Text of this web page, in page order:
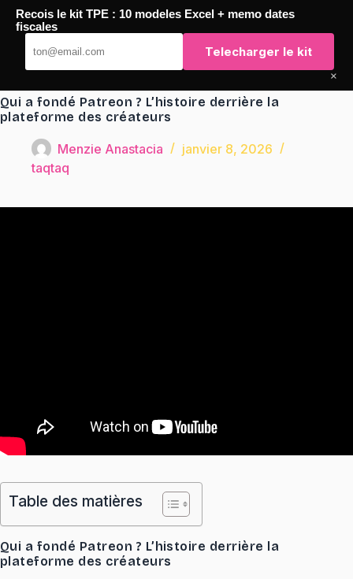
Passer
contenu
TaqTaq
Qui a fondé Patreon ? L’histoire derrière la
plateforme des créateurs
Menzie Anastacia
janvier 8, 2026
taqtaq
Table des matières
Qui a fondé Patreon ? L’histoire derrière la
plateforme des créateurs
Recois le kit TPE : 10 modeles Excel + memo dates
fiscales
Telecharger le kit
×